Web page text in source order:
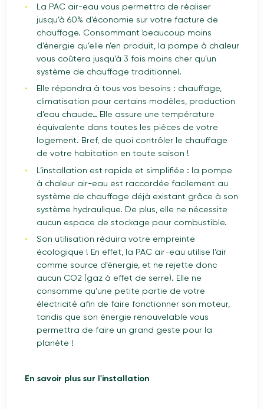
La PAC air-eau vous permettra de réaliser
jusqu’à 60% d’économie sur votre facture de
chauffage. Consommant beaucoup moins
d’énergie qu’elle n’en produit, la pompe à chaleur
vous coûtera jusqu’à 3 fois moins cher qu’un
système de chauffage traditionnel.
Elle répondra à tous vos besoins : chauffage,
climatisation pour certains modèles, production
d’eau chaude… Elle assure une température
équivalente dans toutes les pièces de votre
logement. Bref, de quoi contrôler le chauffage
de votre habitation en toute saison !
L’installation est rapide et simplifiée : la pompe
à chaleur air-eau est raccordée facilement au
système de chauffage déjà existant grâce à son
système hydraulique. De plus, elle ne nécessite
aucun espace de stockage pour combustible.
Son utilisation réduira votre empreinte
écologique ! En effet, la PAC air-eau utilise l’air
comme source d’énergie, et ne rejette donc
aucun CO2 (gaz à effet de serre). Elle ne
consomme qu’une petite partie de votre
électricité afin de faire fonctionner son moteur,
tandis que son énergie renouvelable vous
permettra de faire un grand geste pour la
planète !
En savoir plus sur l'installation